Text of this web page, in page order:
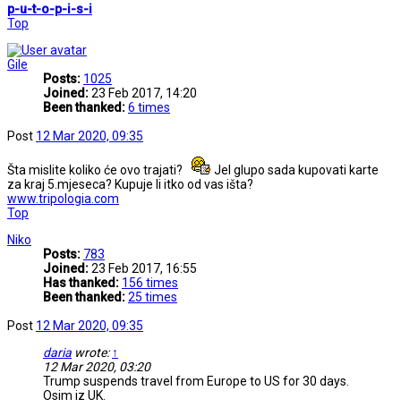
p-u-t-o-p-i-s-i
Top
Gile
Posts: 1025
Joined:23 Feb 2017, 14:20
Been thanked:6 times
Post 12 Mar 2020, 09:35
Šta mislite koliko će ovo trajati?
Jel glupo sada kupovati karte
za kraj 5.mjeseca? Kupuje li itko od vas išta?
www.tripologia.com
Top
Niko
Posts: 783
Joined:23 Feb 2017, 16:55
Has thanked: 156 times
Been thanked:25 times
Post 12 Mar 2020, 09:35
daria wrote: ↑
12 Mar 2020, 03:20
Trump suspends travel from Europe to US for 30 days.
Osim iz UK.